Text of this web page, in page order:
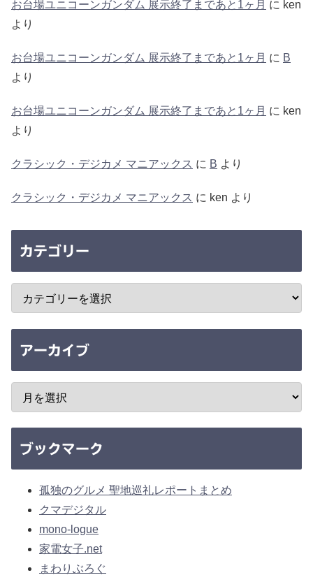
お台場ユニコーンガンダム 展示終了まであと1ヶ月 に ken
より
お台場ユニコーンガンダム 展示終了まであと1ヶ月 に B
より
お台場ユニコーンガンダム 展示終了まであと1ヶ月 に ken
より
クラシック・デジカメ マニアックス に B より
クラシック・デジカメ マニアックス に ken より
カテゴリー
アーカイブ
ブックマーク
孤独のグルメ 聖地巡礼レポートまとめ
クマデジタル
mono-logue
家電女子.net
まわりぶろぐ